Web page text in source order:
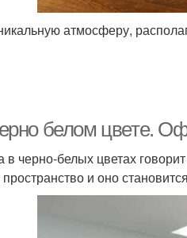
атмосферу,
белом цвете.
черно-белых цветах
и оно